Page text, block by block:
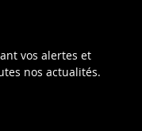
vos alertes et
nos actualités.